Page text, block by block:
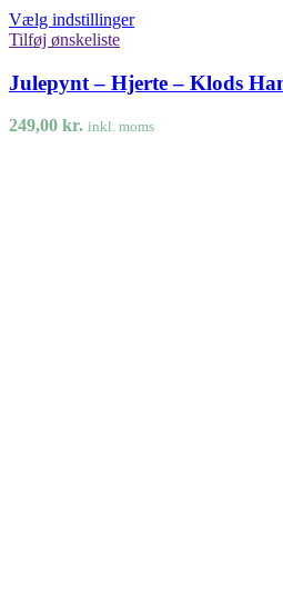
Vælg indstillinger
Tilføj ønskeliste
Julepynt – Hjerte – Klods
249,00 kr. inkl. moms